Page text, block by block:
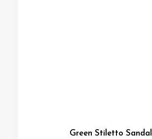
Green Stiletto Sandal